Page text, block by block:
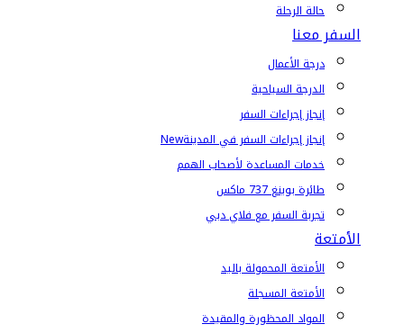
حالة الرحلة
السفر معنا
درجة الأعمال
الدرجة السياحية
إنجاز إجراءات السفر
إنجاز إجراءات السفر في المدينةNew
خدمات المساعدة لأصحاب الهمم
طائرة بوينغ 737 ماكس
تجربة السفر مع فلاي دبي
الأمتعة
الأمتعة المحمولة باليد
الأمتعة المسجلة
المواد المحظورة والمقيدة